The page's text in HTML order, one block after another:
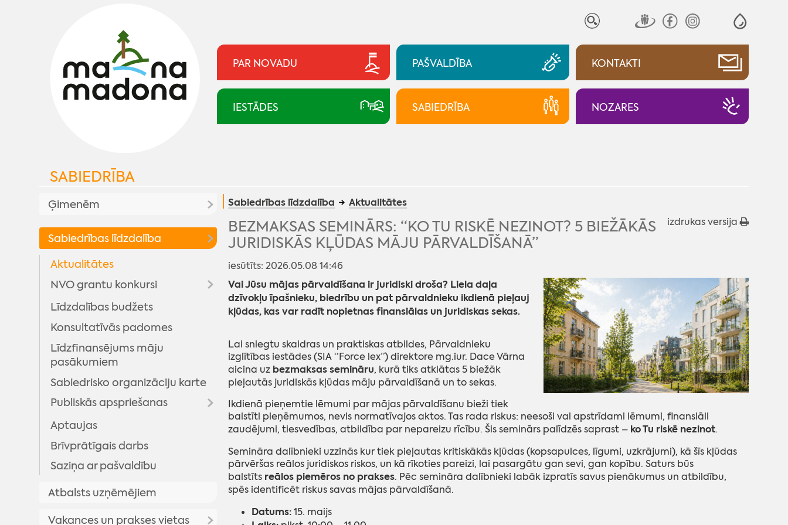
PAR NOVADU PAŠVALDĪBA KONTAKTI
IESTĀDES SABIEDRĪBA NOZARES
SABIEDRĪBA
Ģimenēm
Atbalsts ģimenēm
Aktualitates
Brīvais laiks
jauniešu centri
Aktīvā atpūta
Sabiedrības līdzdalība
Aktualitātes
NVO grantu konkursi
Informācija par konkursiem
Līdzdalības budžets
Konsultatīvās padomes
Līdzfinansējums māju
pasākumiem
Sabiedrisko organizāciju karte
Publiskās apspriešanas
Publiskās apspriešanas
Saistošo noteikumu projekti
Rezultāti SN projektu
Informatīvie paziņojumi par
Aptaujas
Brīvprātīgais darbs
Saziņa ar pašvaldību
Atbalsts uzņēmējiem
Vakances un prakses vietas
Sabiedrības līdzdalība Aktualitātes
izdrukas versija
BEZMAKSAS SEMINĀRS: “KO TU RISKĒ NEZINOT? 5 BIEŽĀKĀS
JURIDISKĀS KĻŪDAS MĀJU PĀRVALDĪŠANĀ”
iesūtīts: 2026.05.08 14:46
Vai Jūsu mājas pārvaldīšana ir juridiski droša? Liela daļa
dzīvokļu īpašnieku, biedrību un pat pārvaldnieku ikdienā pieļauj
kļūdas, kas var radīt nopietnas finansiālas un juridiskas sekas.
Lai sniegtu skaidras un praktiskas atbildes, Pārvaldnieku
izglītības iestādes (SIA “Force lex”) direktore mg.iur. Dace Vārna
aicina uz bezmaksas semināru, kurā tiks atklātas 5 biežāk
pieļautās juridiskās kļūdas māju pārvaldīšanā un to sekas.
Ikdienā pieņemtie lēmumi par mājas pārvaldīšanu bieži tiek
balstīti pieņēmumos, nevis normatīvajos aktos. Tas rada riskus: neesoši vai apstrīdami lēmumi, finansiāli
zaudējumi, tiesvedības, atbildība par nepareizu rīcību. Šis seminārs palīdzēs saprast – ko Tu riskē nezinot.
Semināra dalībnieki uzzinās kur tiek pieļautas kritiskākās kļūdas (kopsapulces, līgumi, uzkrājumi), kā šīs kļūdas
pārvēršas reālos juridiskos riskos, un kā rīkoties pareizi, lai pasargātu gan sevi, gan kopību. Saturs būs
balstīts reālos piemēros no prakses. Pēc semināra dalībnieki labāk izpratīs savus pienākumus un atbildību,
spēs identificēt riskus savas mājas pārvaldīšanā.
Datums: 15. maijs